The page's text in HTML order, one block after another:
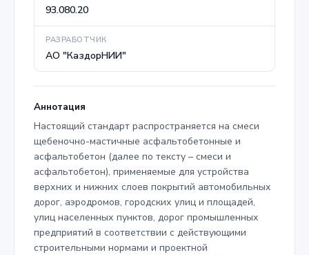
93.080.20
РАЗРАБОТЧИК
АО "КаздорНИИ"
Аннотация
Настоящий стандарт распространяется на смеси
щебеночно-мастичные асфальтобетонные и
асфальтобетон (далее по тексту – смеси и
асфальтобетон), применяемые для устройства
верхних и нижних слоев покрытий автомобильных
дорог, аэродромов, городских улиц и площадей,
улиц населенных пунктов, дорог промышленных
предприятий в соответствии с действующими
строительными нормами и проектной